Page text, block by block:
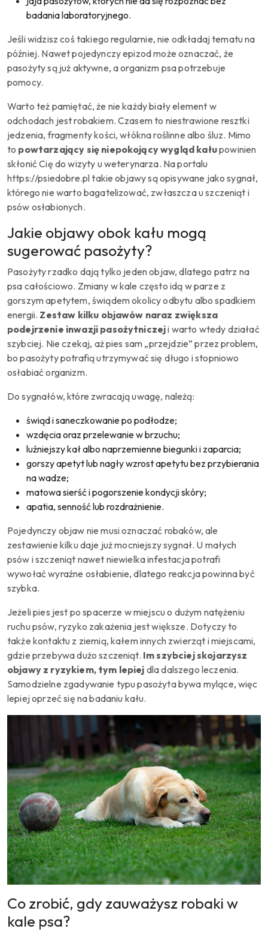
badania laboratoryjnego.
Jeśli widzisz coś takiego regularnie, nie odkładaj tematu na
później. Nawet pojedynczy epizod może oznaczać, że
pasożyty są już aktywne, a organizm psa potrzebuje
pomocy.
Warto też pamiętać, że nie każdy biały element w
odchodach jest robakiem. Czasem to niestrawione resztki
jedzenia, fragmenty kości, włókna roślinne albo śluz. Mimo
to powtarzający się niepokojący wygląd kałupowinien
skłonić Cię do wizyty u weterynarza. Na portalu
https://psiedobre.pl takie objawy są opisywane jako sygnał,
którego nie warto bagatelizować, zwłaszcza u szczeniąt i
psów osłabionych.
Jakie objawy obok kału mogą
sugerować pasożyty?
Pasożyty rzadko dają tylko jeden objaw, dlatego patrz na
psa całościowo. Zmiany w kale często idą w parze z
gorszym apetytem, świądem okolicy odbytu albo spadkiem
energii. Zestaw kilku objawów naraz zwiększa
podejrzenie inwazji pasożytniczeji warto wtedy działać
szybciej. Nie czekaj, aż pies sam „przejdzie” przez problem,
bo pasożyty potrafią utrzymywać się długo i stopniowo
osłabiać organizm.
Do sygnałów, które zwracają uwagę, należą:
świąd i saneczkowanie po podłodze;
wzdęcia oraz przelewanie w brzuchu;
luźniejszy kał albo naprzemienne biegunki i zaparcia;
gorszy apetyt lub nagły wzrost apetytu bez przybierania
na wadze;
matowa sierść i pogorszenie kondycji skóry;
apatia, senność lub rozdrażnienie.
Pojedynczy objaw nie musi oznaczać robaków, ale
zestawienie kilku daje już mocniejszy sygnał. U małych
psów i szczeniąt nawet niewielka infestacja potrafi
wywołać wyraźne osłabienie, dlatego reakcja powinna być
szybka.
Jeżeli pies jest po spacerze w miejscu o dużym natężeniu
ruchu psów, ryzyko zakażenia jest większe. Dotyczy to
także kontaktu z ziemią, kałem innych zwierząt i miejscami,
gdzie przebywa dużo szczeniąt. Im szybciej skojarzysz
objawy z ryzykiem, tym lepiej dla dalszego leczenia.
Samodzielne zgadywanie typu pasożyta bywa mylące, więc
lepiej oprzeć się na badaniu kału.
Co zrobić, gdy zauważysz robaki w
kale psa?